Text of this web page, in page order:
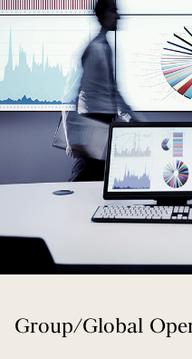
Group/Global